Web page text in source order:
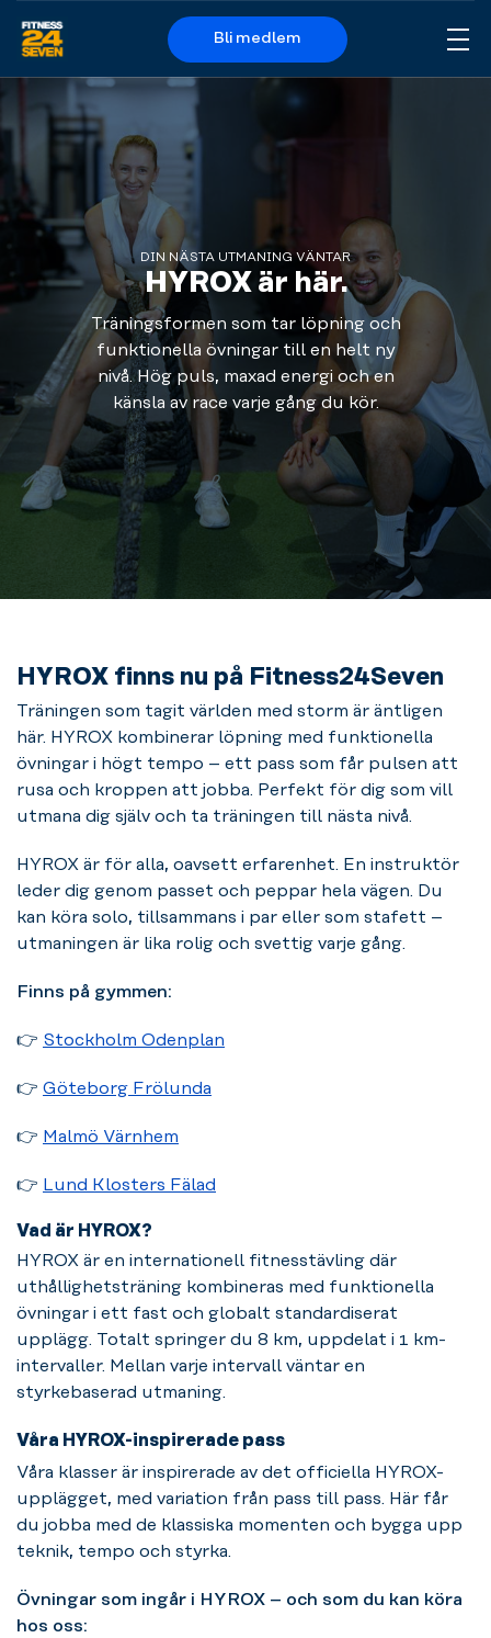
Logo
Bli medlem
DIN NÄSTA UTMANING VÄNTAR
HYROX är här.
Träningsformen som tar löpning och
funktionella övningar till en helt ny
nivå. Hög puls, maxad energi och en
känsla av race varje gång du kör.
HYROX finns nu på Fitness24Seven
Träningen som tagit världen med storm är äntligen
här. HYROX kombinerar löpning med funktionella
övningar i högt tempo – ett pass som får pulsen att
rusa och kroppen att jobba. Perfekt för dig som vill
utmana dig själv och ta träningen till nästa nivå.
HYROX är för alla, oavsett erfarenhet. En instruktör
leder dig genom passet och peppar hela vägen. Du
kan köra solo, tillsammans i par eller som stafett –
utmaningen är lika rolig och svettig varje gång.
Finns på gymmen:
👉 Stockholm Odenplan
👉 Göteborg Frölunda
👉 Malmö Värnhem
👉 Lund Klosters Fälad
Vad är HYROX?
HYROX är en internationell fitnesstävling där
uthållighetsträning kombineras med funktionella
övningar i ett fast och globalt standardiserat
upplägg. Totalt springer du 8 km, uppdelat i 1 km-
intervaller. Mellan varje intervall väntar en
styrkebaserad utmaning.
Våra HYROX-inspirerade pass
Våra klasser är inspirerade av det officiella HYROX-
upplägget, med variation från pass till pass. Här får
du jobba med de klassiska momenten och bygga upp
teknik, tempo och styrka.
Övningar som ingår i HYROX – och som du kan köra
hos oss: